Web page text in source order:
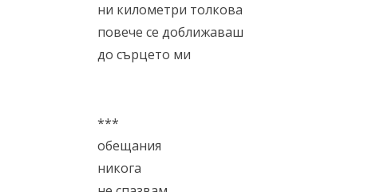
ни километри толкова
повече се доближаваш
до сърцето ми
***
обещания
никога